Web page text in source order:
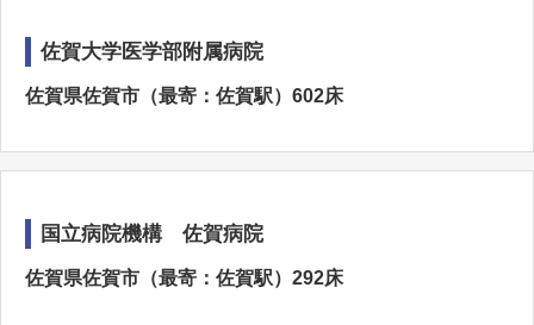
佐賀大学医学部附属病院
佐賀県佐賀市（最寄：佐賀駅）602床
国立病院機構 佐賀病院
佐賀県佐賀市（最寄：佐賀駅）292床